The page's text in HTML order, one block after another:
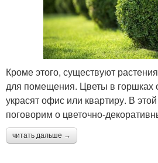
Кроме этого, существуют
для помещения. Цветы в горшках
украсят офис или квартиру. В
поговорим о цветочно-
читать дальше →